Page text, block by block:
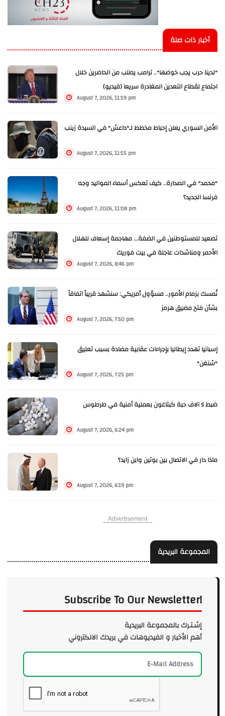
أخبار ذات صلة
"لدينا حرب يجب خوضها".. ترامب يطلب من الحاضرين خلال
اجتماع لقطاع التعدين المغادرة سريعا (فيديو)
August 7, 2026, 11:59 pm
الأمن السوري يعلن إحباط مخطط لـ"داعش" في السيدة زينب
August 7, 2026, 11:55 pm
"محمد" في الصدارة.. كيف تعكس أسماء المواليد وجه
فرنسا الجديد؟
August 7, 2026, 11:08 pm
تصعيد للمستوطنين في الضفة... مهاجمة إسعاف للهلال
الأحمر ومناشدات عاجلة في بيت فوريك
August 7, 2026, 8:46 pm
نُمسك بزمام الأمور.. مسؤول أمريكي: سنشهد قريباً اتفاقاً
بشأن فتح مضيق هرمز
August 7, 2026, 7:50 pm
إسبانيا تهدد إيطاليا بإجراءات عقابية مضادة بسبب تعليق
"شنغن"
August 7, 2026, 7:25 pm
ضبط 5 آلاف حبة كبتاغون بعملية أمنية في طرطوس
August 7, 2026, 6:24 pm
ماذا دار في الاتصال بين بوتين وابن زايد؟
August 7, 2026, 6:19 pm
Advertisement
المجموعة البريدية
Subscribe To Our Newsletter!
إشـتـرك بالمجموعة البريدية
أهم الأخبار و الفيديوهات في بريدك الالكتروني